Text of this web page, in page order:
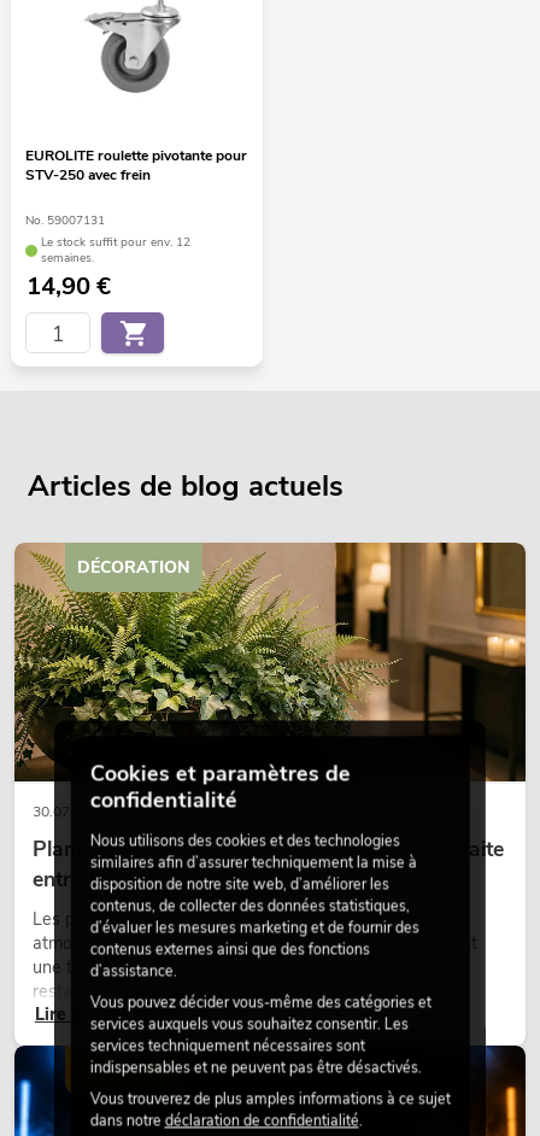
EUROLITE roulette pivotante pour
STV-250 avec frein
No. 59007131
Le stock suffit pour env. 12
semaines.
14,90€
Articles de blog actuels
30.07.2026
Plantes artificielles ignifugées : l'alliance parfaite
entre sécurité et design
Les plantes donnent vie aux espaces. Elles créent une
atmosphère agréable, améliorent l’ambiance et apportent
une touche naturelle. Que ce soit dans les hôtels, les
restaurants, les centres commerciaux, les immeubles de
bureaux ou sur les stands d’exposition, une végétalisation de
qualité fait depuis longtemps partie intégrante des concepts
d’aménagement modernes.
Lire maintenant
DÉCORATION
ÉCLAIRAGE
Cookies et paramètres de
confidentialité
Nous utilisons des cookies et des technologies
similaires afin d’assurer techniquement la mise à
disposition de notre site web, d’améliorer les
contenus, de collecter des données statistiques,
d’évaluer les mesures marketing et de fournir des
contenus externes ainsi que des fonctions
d’assistance.
Vous pouvez décider vous-même des catégories et
services auxquels vous souhaitez consentir. Les
services techniquement nécessaires sont
indispensables et ne peuvent pas être désactivés.
Vous trouverez de plus amples informations à ce sujet
dans notre déclaration de confidentialité.